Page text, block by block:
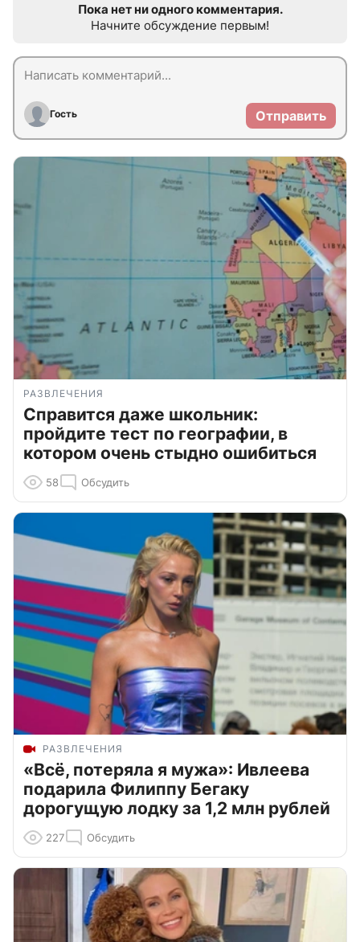
Пока нет ни одного комментария.
Начните обсуждение первым!
Гость Отправить
РАЗВЛЕЧЕНИЯ
Справится даже школьник:
пройдите тест по географии, в
котором очень стыдно ошибиться
58 Обсудить
РАЗВЛЕЧЕНИЯ
«Всё, потеряла я мужа»: Ивлеева
подарила Филиппу Бегаку
дорогущую лодку за 1,2 млн рублей
227 Обсудить